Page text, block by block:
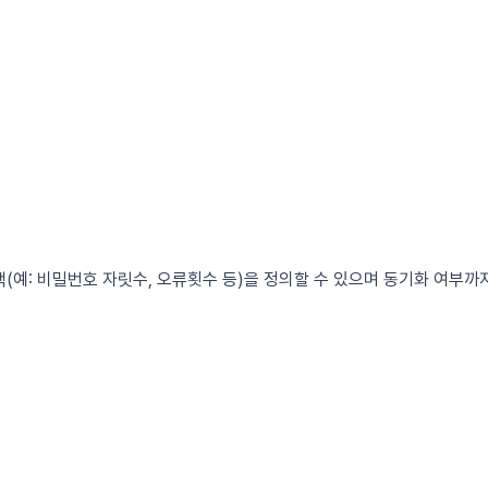
예: 비밀번호 자릿수, 오류횟수 등)을 정의할 수 있으며 동기화 여부까